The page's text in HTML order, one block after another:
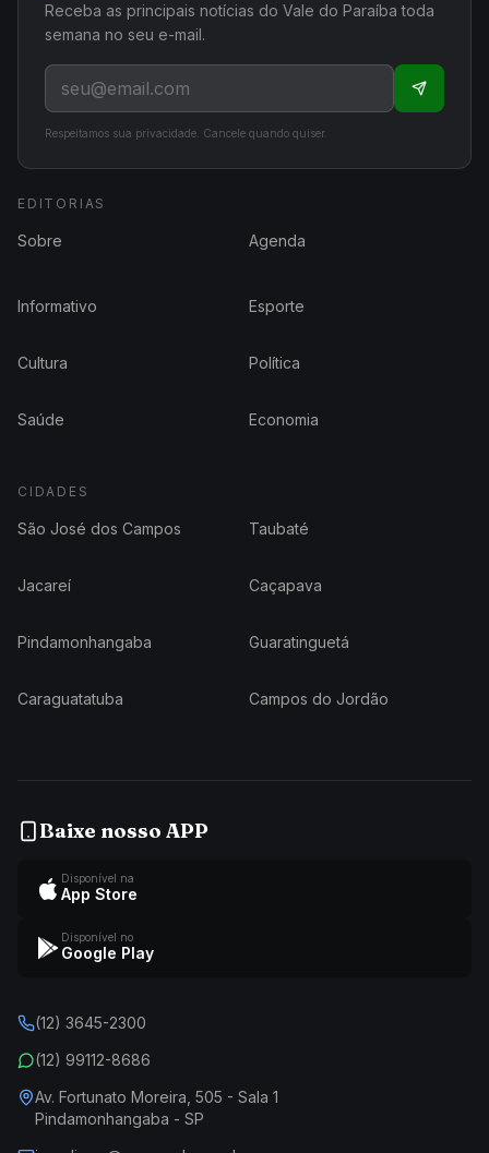
Receba as principais notícias do Vale do Paraíba toda
semana no seu e-mail.
Respeitamos sua privacidade. Cancele quando quiser.
EDITORIAS
Sobre Agenda
Informativo Esporte
Cultura Política
Saúde Economia
CIDADES
São José dos Campos Taubaté
Jacareí Caçapava
Pindamonhangaba Guaratinguetá
Caraguatatuba Campos do Jordão
Baixe nosso APP
Disponível na
App Store
Disponível no
Google Play
(12) 3645-2300
(12) 99112-8686
Av. Fortunato Moreira, 505 - Sala 1
Pindamonhangaba - SP